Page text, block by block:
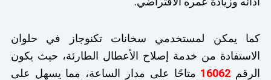
كما يمكن لمستخدمي سخانات تكنوجاز في حلوان
الاستفادة من خدمة إصلاح الأعطال الطارئة، حيث يكون
الرقم 16062 متاحًا على مدار الساعة، مما يسهل على